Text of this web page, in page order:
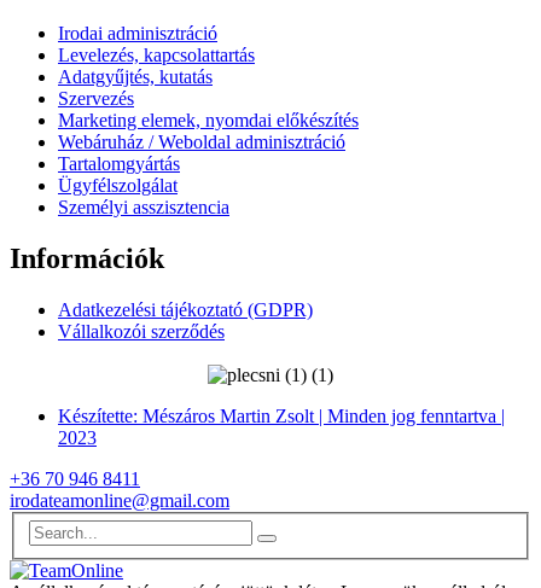
Irodai adminisztráció
Levelezés, kapcsolattartás
Adatgyűjtés, kutatás
Szervezés
Marketing elemek, nyomdai előkészítés
Webáruház / Weboldal adminisztráció
Tartalomgyártás
Ügyfélszolgálat
Személyi asszisztencia
Információk
Adatkezelési tájékoztató (GDPR)
Vállalkozói szerződés
Készítette: Mészáros Martin Zsolt | Minden jog fenntartva |
2023
+36 70 946 8411
irodateamonline@gmail.com